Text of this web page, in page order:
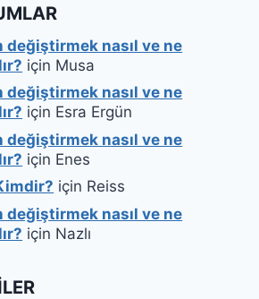
değiştirmek nasıl ve ne
için Musa
değiştirmek nasıl ve ne
için Esra Ergün
değiştirmek nasıl ve ne
için Enes
için Reiss
değiştirmek nasıl ve ne
için Nazlı